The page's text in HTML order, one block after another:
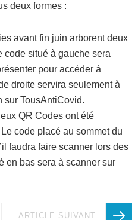
deux formes :
avant fin juin arborent deux
code situé à gauche sera
pour accéder à
droite servira seulement à
sur TousAntiCovid.
QR Codes ont été
code placé au sommet du
faudra faire scanner lors des
en bas sera à scanner sur
ARTICLE SUIVANT